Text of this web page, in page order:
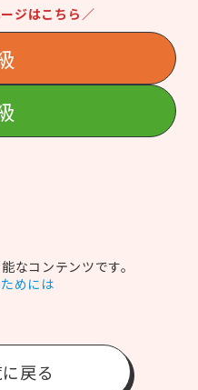
ジはこちら／
なコンテンツです。
めには
戻る